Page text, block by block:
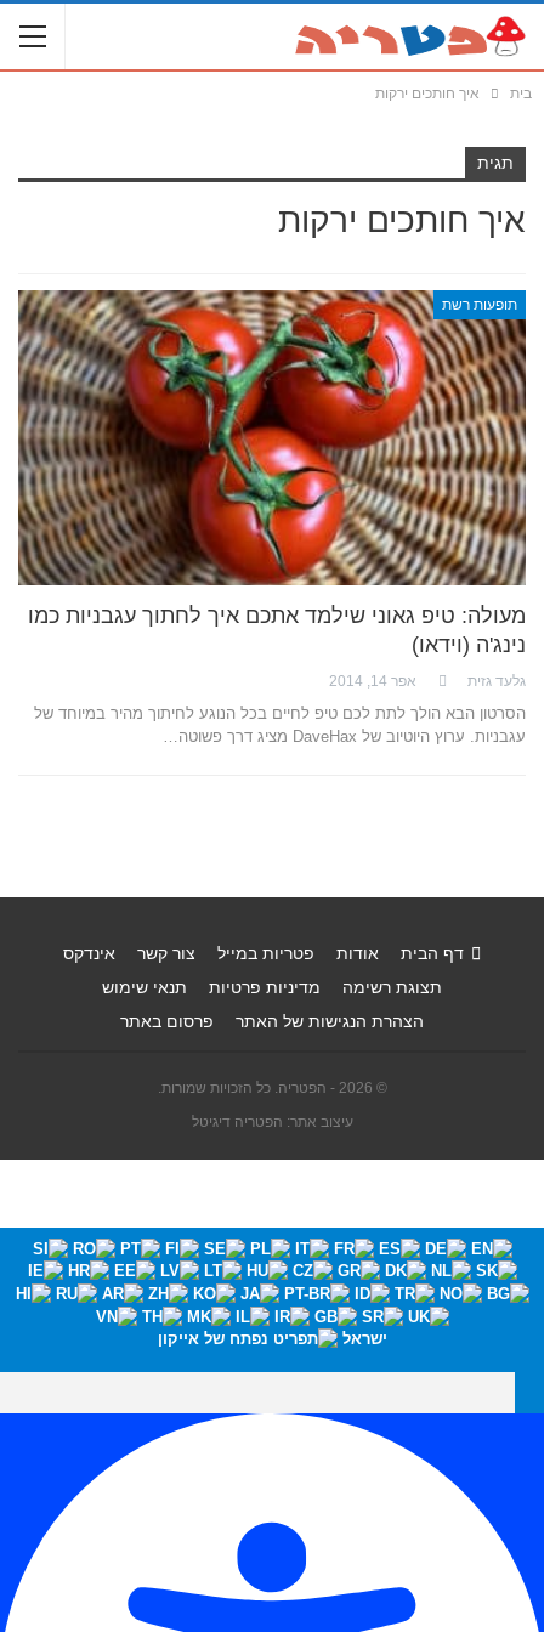
בית איך חותכים ירקות
תגית
איך חותכים ירקות
תופעות רשת
מעולה: טיפ גאוני שילמד אתכם איך לחתוך עגבניות כמו
נינג'ה (וידאו)
גלעד גזית אפר 14, 2014
הסרטון הבא הולך לתת לכם טיפ לחיים בכל הנוגע לחיתוך מהיר במיוחד של
עגבניות. ערוץ היוטיוב של DaveHax מציג דרך פשוטה…
דף הבית אודות פטריות במייל צור קשר
אינדקס
תצוגת רשימה
מדיניות פרטיות
תנאי שימוש
הצהרת הנגישות של האתר
פרסום באתר
© 2026 - הפטריה. כל הזכויות שמורות.
עיצוב אתר: הפטריה דיגיטל
ישראל